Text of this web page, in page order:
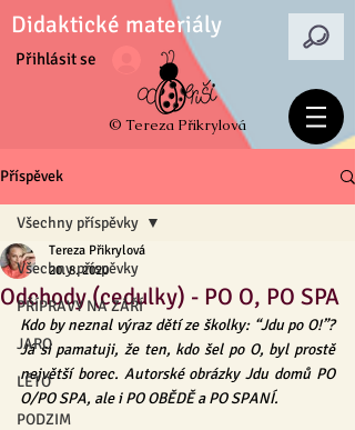
Didaktické materiály
Přihlásit se
© Tereza Přikrylová
Příspěvek
Všechny příspěvky
PŘÍPRAVY NA ZÁŘÍ
JARO
LÉTO
PODZIM
Všechny příspěvky
Odchody (cedulky) - PO O, PO SPA
Tereza Přikrylová
20. 8. 2020
Kdo by neznal výraz dětí ze školky: “Jdu po O!”?
Já si pamatuji, že ten, kdo šel po O, byl prostě
největší borec. Autorské obrázky Jdu domů PO
O/PO SPA, ale i PO OBĚDĚ a PO SPANÍ.